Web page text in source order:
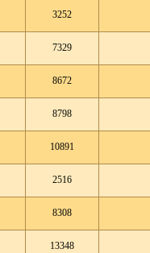
3252
7329
8672
8798
10891
2516
8308
13348